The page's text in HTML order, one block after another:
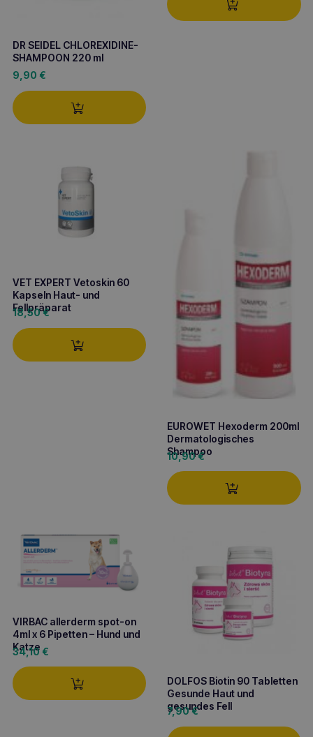
DR SEIDEL CHLOREXIDINE-
SHAMPOON 220 ml
9,90 €
VET EXPERT Vetoskin 60
Kapseln Haut- und
Fellpräparat
18,50€
EUROWET Hexoderm 200ml
Dermatologisches
Shampoo
10,90€
VIRBAC allerderm spot-on
4ml x 6 Pipetten – Hund und
Katze
34,10 €
DOLFOS Biotin 90 Tabletten
Gesunde Haut und
gesundes Fell
7,90€